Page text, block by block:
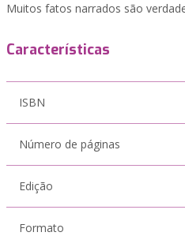
Muitos fatos narrados são
Características
ISBN
Número de páginas
Edição
Formato